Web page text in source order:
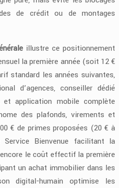
de crédit ou de montages
illustre ce positionnement
la première année (soit 12 €
standard les années suivantes,
d’agences, conseiller dédié
et application mobile complète
des plafonds, virements et
€ de primes proposées (20 € à
Bienvenue facilitant la
le coût effectif la première
un achat immobilier dans les
digital-humain optimise les